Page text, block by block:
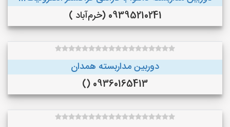
09395210241 (خرم‌آباد )
دوربین مداربسته همدان
09360165413 ()